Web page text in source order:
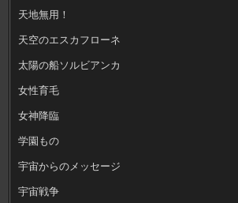
天地無用！
天空のエスカフローネ
太陽の船ソルビアンカ
女性育毛
女神降臨
学園もの
宇宙からのメッセージ
宇宙戦争